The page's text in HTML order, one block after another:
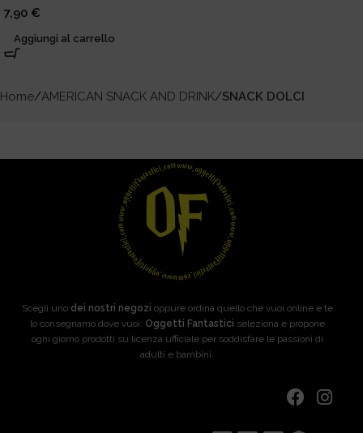
7,90 €
Aggiungi al carrello
Home AMERICAN SNACK AND DRINK SNACK DOLCI
Scegli uno dei nostri negozi oppure ordina quello che vuoi online e te
lo consegnamo dove vuoi: Oggetti Fantastici seleziona e propone
ogni giorno prodotti su licenza ufficiale per soddisfare le passioni di
adulti e bambini.